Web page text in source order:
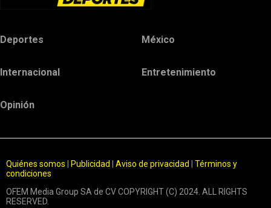
Deportes México
Internacional Entretenimiento
Opinión
Quiénes somos Publicidad Aviso de privacidad
Términos y
condiciones
OFEM Media Group SA de CV COPYRIGHT (C) 2024. ALL RIGHTS
RESERVED.